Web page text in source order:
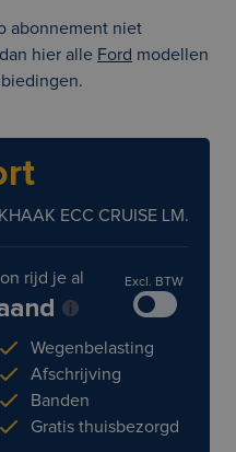
abonnement niet
hier alle Ford modellen
ECC CRUISE LM.
rijd je al Excl. BTW
Wegenbelasting
Afschrijving
Banden
Gratis thuisbezorgd